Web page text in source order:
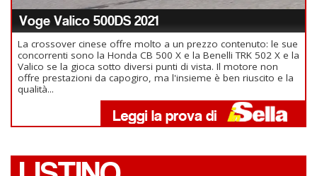
Voge Valico 500DS 2021
La crossover cinese offre molto a un prezzo contenuto: le sue
concorrenti sono la Honda CB 500 X e la Benelli TRK 502 X e la
Valico se la gioca sotto diversi punti di vista. Il motore non
offre prestazioni da capogiro, ma l'insieme è ben riuscito e la
qualità...